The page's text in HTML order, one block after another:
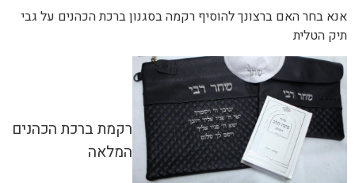
אנא בחר האם ברצונך להוסיף רקמה בסגנון ברכת הכהנים על גבי
תיק הטלית
רקמת ברכת הכהנים
המלאה